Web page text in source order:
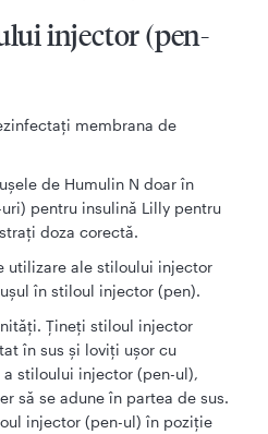
injector (pen-
membrana de
de Humulin N doar în
pentru insulină Lilly pentru
doza corectă.
utilizare ale stiloului injector
în stiloul injector (pen).
Ţineţi stiloul injector
în sus şi loviţi uşor cu
stiloului injector (pen-ul),
să se adune în partea de sus.
injector (pen-ul) în poziţie